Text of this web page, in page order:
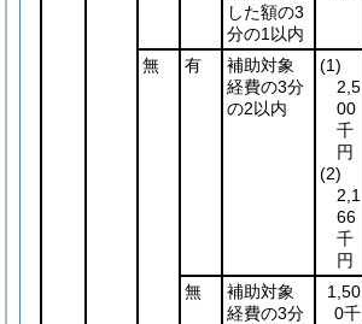
した額の3
分の1以内
無 有
補助対象
経費の3分
の2以内
(1)
2,5
00
千
円
(2)
2,1
66
千
円
無
補助対象
経費の3分
1,50
0千